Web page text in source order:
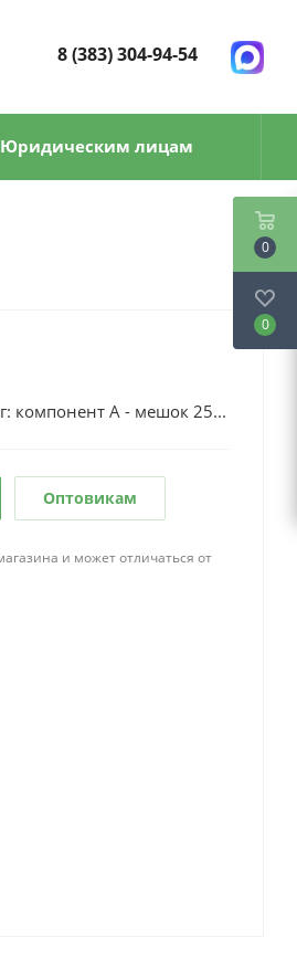
8 (383) 304-94-54
Юридическим лицам
компонент А - мешок 25...
Оптовикам
и может отличаться от
0
0